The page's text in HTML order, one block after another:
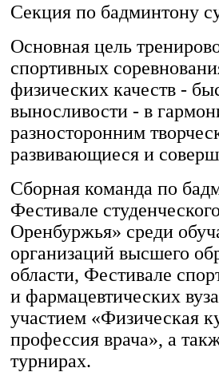
Секция по бадминтону
Основная цель
спортивных
физических качеств -
выносливости - в
разносторонним
развивающиеся и
Сборная команда по
Фестивале
Оренбуржья» среди
организаций высшего
области, Фестивале
и фармацевтических
участием «Физическая
профессия врача», а
турнирах.